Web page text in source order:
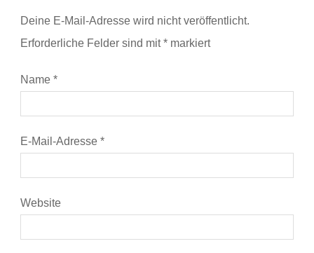
Deine E-Mail-Adresse wird nicht veröffentlicht.
Erforderliche Felder sind mit* markiert
Name *
E-Mail-Adresse *
Website